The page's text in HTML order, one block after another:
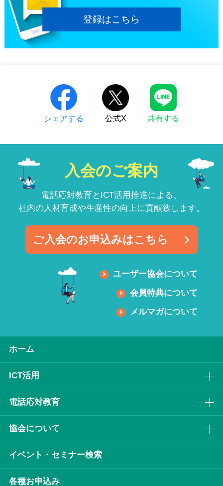
登録はこちら
シェアする 公式X 共有する
入会のご案内
電話応対教育とICT活用推進による、
社内の人材育成や生産性の向上に貢献致します。
ご入会のお申込みはこちら
ユーザー協会について
会員特典について
メルマガについて
ホーム
ICT活⽤
電話応対教育
協会について
イベント・セミナー検索
各種お申込み